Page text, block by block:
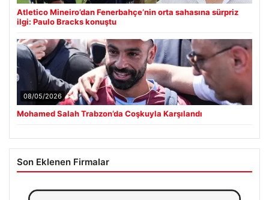
Atletico Mineiro’dan Fenerbahçe’nin orta sahasına sürpriz
ilgi: Paulo Bracks konuştu
08/05/2026
Mohamed Salah Trabzon’da Coşkuyla Karşılandı
Son Eklenen Firmalar